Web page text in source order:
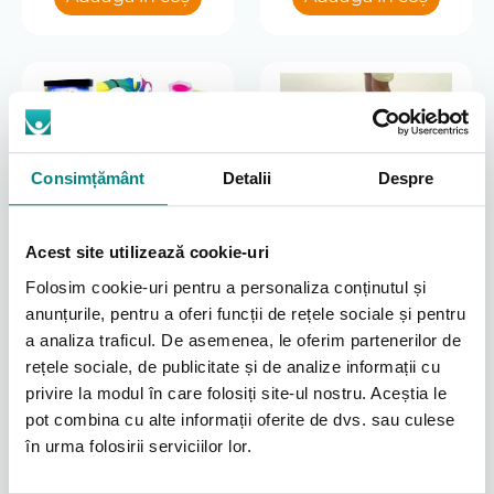
Consimțământ Detalii Despre
Acest site utilizează cookie-uri
Folosim cookie-uri pentru a personaliza conținutul și
anunțurile, pentru a oferi funcții de rețele sociale și pentru
a analiza traficul. De asemenea, le oferim partenerilor de
rețele sociale, de publicitate și de analize informații cu
privire la modul în care folosiți site-ul nostru. Aceștia le
pot combina cu alte informații oferite de dvs. sau culese
în urma folosirii serviciilor lor.
1 Lună
1 Săptămână 2 Saptamani
Pat cu 4 sectiuni si nu numai
pentru cameră senzorială
10797lei
Adaugă în coș
1080lei
Adaugă în coș